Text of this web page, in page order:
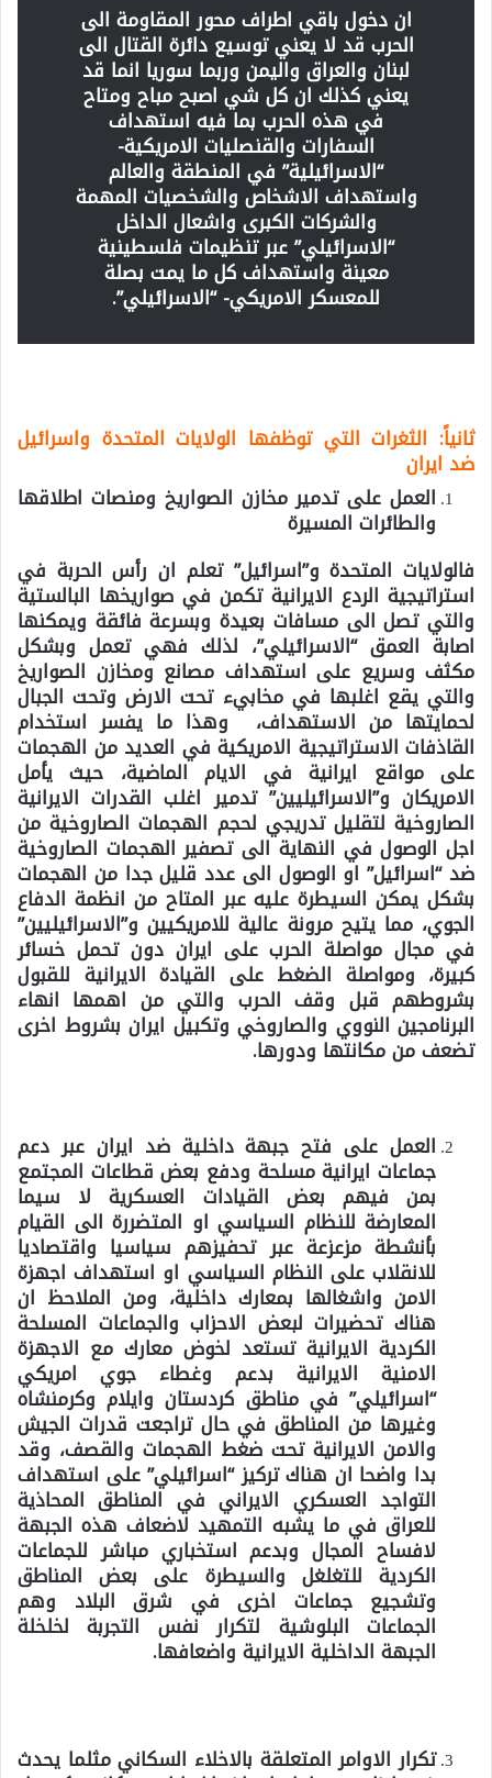
ان دخول باقي اطراف محور المقاومة الى
الحرب قد لا يعني توسيع دائرة القتال الى
لبنان والعراق واليمن وربما سوريا انما قد
يعني كذلك ان كل شي اصبح مباح ومتاح
في هذه الحرب بما فيه استهداف
السفارات والقنصليات الامريكية-
“الاسرائيلية” في المنطقة والعالم
واستهداف الاشخاص والشخصيات المهمة
والشركات الكبرى واشعال الداخل
“الاسرائيلي” عبر تنظيمات فلسطينية
معينة واستهداف كل ما يمت بصلة
للمعسكر الامريكي- “الاسرائيلي”.
ثانياً: الثغرات التي توظفها الولايات المتحدة واسرائيل
ضد ايران
العمل على تدمير مخازن الصواريخ ومنصات اطلاقها
والطائرات المسيرة
فالولايات المتحدة و”اسرائيل” تعلم ان رأس الحربة في
استراتيجية الردع الايرانية تكمن في صواريخها البالستية
والتي تصل الى مسافات بعيدة وبسرعة فائقة ويمكنها
اصابة العمق “الاسرائيلي”، لذلك فهي تعمل وبشكل
مكثف وسريع على استهداف مصانع ومخازن الصواريخ
والتي يقع اغلبها في مخابيء تحت الارض وتحت الجبال
لحمايتها من الاستهداف، وهذا ما يفسر استخدام
القاذفات الاستراتيجية الامريكية في العديد من الهجمات
على مواقع ايرانية في الايام الماضية، حيث يأمل
الامريكان و”الاسرائيليين” تدمير اغلب القدرات الايرانية
الصاروخية لتقليل تدريجي لحجم الهجمات الصاروخية من
اجل الوصول في النهاية الى تصفير الهجمات الصاروخية
ضد “اسرائيل” او الوصول الى عدد قليل جدا من الهجمات
بشكل يمكن السيطرة عليه عبر المتاح من انظمة الدفاع
الجوي، مما يتيح مرونة عالية للامريكيين و”الاسرائيليين”
في مجال مواصلة الحرب على ايران دون تحمل خسائر
كبيرة، ومواصلة الضغط على القيادة الايرانية للقبول
بشروطهم قبل وقف الحرب والتي من اهمها انهاء
البرنامجين النووي والصاروخي وتكبيل ايران بشروط اخرى
تضعف من مكانتها ودورها.
العمل على فتح جبهة داخلية ضد ايران عبر دعم
جماعات ايرانية مسلحة ودفع بعض قطاعات المجتمع
بمن فيهم بعض القيادات العسكرية لا سيما
المعارضة للنظام السياسي او المتضررة الى القيام
بأنشطة مزعزعة عبر تحفيزهم سياسيا واقتصاديا
للانقلاب على النظام السياسي او استهداف اجهزة
الامن واشغالها بمعارك داخلية، ومن الملاحظ ان
هناك تحضيرات لبعض الاحزاب والجماعات المسلحة
الكردية الايرانية تستعد لخوض معارك مع الاجهزة
الامنية الايرانية بدعم وغطاء جوي امريكي
“اسرائيلي” في مناطق كردستان وايلام وكرمنشاه
وغيرها من المناطق في حال تراجعت قدرات الجيش
والامن الايرانية تحت ضغط الهجمات والقصف، وقد
بدا واضحا ان هناك تركيز “اسرائيلي” على استهداف
التواجد العسكري الايراني في المناطق المحاذية
للعراق في ما يشبه التمهيد لاضعاف هذه الجبهة
لافساح المجال وبدعم استخباري مباشر للجماعات
الكردية للتغلغل والسيطرة على بعض المناطق
وتشجيع جماعات اخرى في شرق البلاد وهم
الجماعات البلوشية لتكرار نفس التجربة لخلخلة
الجبهة الداخلية الايرانية واضعافها.
تكرار الاوامر المتعلقة بالاخلاء السكاني مثلما يحدث